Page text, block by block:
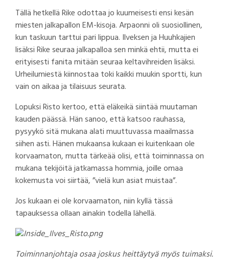
Tällä hetkellä Rike odottaa jo kuumeisesti ensi kesän
miesten jalkapallon EM-kisoja. Arpaonni oli suosiollinen,
kun taskuun tarttui pari lippua. Ilveksen ja Huuhkajien
lisäksi Rike seuraa jalkapalloa sen minkä ehtii, mutta ei
erityisesti fanita mitään seuraa keltavihreiden lisäksi.
Urheilumiestä kiinnostaa toki kaikki muukin sportti, kun
vain on aikaa ja tilaisuus seurata.
Lopuksi Risto kertoo, että eläkeikä siintää muutaman
kauden päässä. Hän sanoo, että katsoo rauhassa,
pysyykö sitä mukana alati muuttuvassa maailmassa
siihen asti. Hänen mukaansa kukaan ei kuitenkaan ole
korvaamaton, mutta tärkeää olisi, että toiminnassa on
mukana tekijöitä jatkamassa hommia, joille omaa
kokemusta voi siirtää, ”vielä kun asiat muistaa”.
Jos kukaan ei ole korvaamaton, niin kyllä tässä
tapauksessa ollaan ainakin todella lähellä.
Toiminnanjohtaja osaa joskus heittäytyä myös tuimaksi.